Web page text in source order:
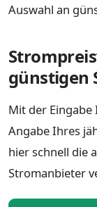
Auswahl an
günstigen
Mit der
Angabe Ihres
hier schnell die
Stromanbieter